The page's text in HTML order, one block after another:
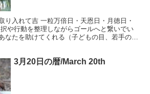
り入れて吉 一粒万倍日・天恩日・月徳日・
や行動を整理しながらゴールへと繋いでい
なたを助けてくれる（子どもの目、若手の意
3月20日の暦/March 20th